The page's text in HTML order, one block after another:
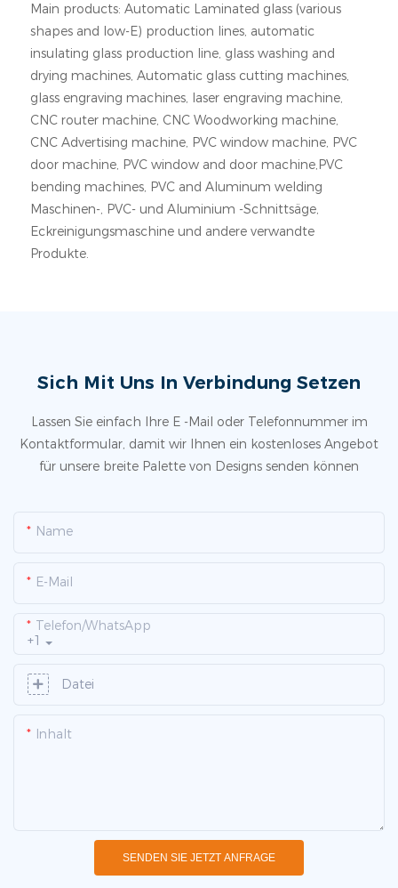
Main products: Automatic Laminated glass (various
shapes and low-E) production lines, automatic
insulating glass production line, glass washing and
drying machines, Automatic glass cutting machines,
glass engraving machines, laser engraving machine,
CNC router machine, CNC Woodworking machine,
CNC Advertising machine, PVC window machine, PVC
door machine, PVC window and door machine,PVC
bending machines, PVC and Aluminum welding
Maschinen-, PVC- und Aluminium -Schnittsäge,
Eckreinigungsmaschine und andere verwandte
Produkte.
Sich Mit Uns In Verbindung Setzen
Lassen Sie einfach Ihre E -Mail oder Telefonnummer im
Kontaktformular, damit wir Ihnen ein kostenloses Angebot
für unsere breite Palette von Designs senden können
Name
E-Mail
+1
Telefon/WhatsApp
Datei
Inhalt
SENDEN SIE JETZT ANFRAGE